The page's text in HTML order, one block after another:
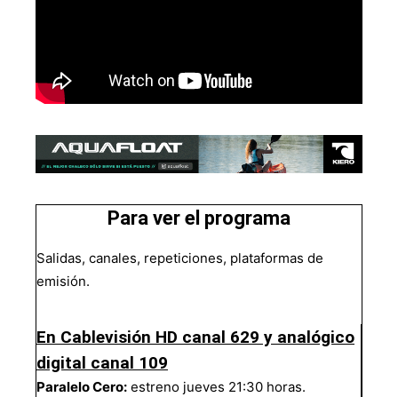
Para ver el programa
Salidas, canales, repeticiones, plataformas de
emisión.
En Cablevisión HD canal 629 y analógico
digital canal 109
Paralelo Cero: estreno jueves 21:30 horas.